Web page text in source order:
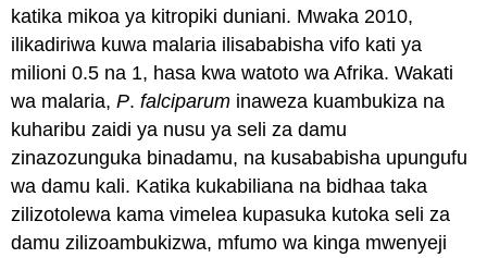
katika mikoa ya kitropiki duniani. Mwaka 2010,
ilikadiriwa kuwa malaria ilisababisha vifo kati ya
milioni 0.5 na 1, hasa kwa watoto wa Afrika. Wakati
wa malaria,P.falciparum inaweza kuambukiza na
kuharibu zaidi ya nusu ya seli za damu
zinazozunguka binadamu, na kusababisha upungufu
wa damu kali. Katika kukabiliana na bidhaa taka
zilizotolewa kama vimelea kupasuka kutoka seli za
damu zilizoambukizwa, mfumo wa kinga mwenyeji